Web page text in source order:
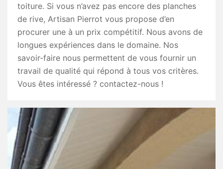
toiture. Si vous n’avez pas encore des planches
de rive, Artisan Pierrot vous propose d’en
procurer une à un prix compétitif. Nous avons de
longues expériences dans le domaine. Nos
savoir-faire nous permettent de vous fournir un
travail de qualité qui répond à tous vos critères.
Vous êtes intéressé ? contactez-nous !